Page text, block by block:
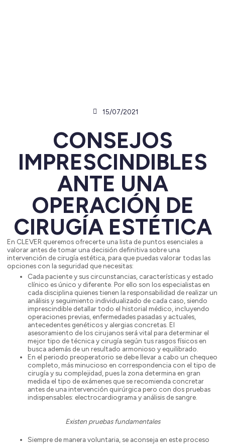
15/07/2021
CONSEJOS
IMPRESCINDIBLES
ANTE UNA
OPERACIÓN DE
CIRUGÍA ESTÉTICA
En CLEVER queremos ofrecerte una lista de puntos esenciales a
valorar antes de tomar una decisión definitiva sobre una
intervención de cirugía estética, para que puedas valorar todas las
opciones con la seguridad que necesitas:
Cada paciente y sus circunstancias, características y estado
clínico es único y diferente. Por ello son los especialistas en
cada disciplina quienes tienen la responsabilidad de realizar un
análisis y seguimiento individualizado de cada caso, siendo
imprescindible detallar todo el historial médico, incluyendo
operaciones previas, enfermedades pasadas y actuales,
antecedentes genéticos y alergias concretas. El
asesoramiento de los cirujanos será vital para determinar el
mejor tipo de técnica y cirugía según tus rasgos físicos en
busca además de un resultado armonioso y equilibrado.
En el periodo preoperatorio se debe llevar a cabo un chequeo
completo, más minucioso en correspondencia con el tipo de
cirugía y su complejidad, pues la zona determina en gran
medida el tipo de exámenes que se recomienda concretar
antes de una intervención quirúrgica pero con dos pruebas
indispensables: electrocardiograma y análisis de sangre.
Existen pruebas fundamentales
Siempre de manera voluntaria, se aconseja en este proceso